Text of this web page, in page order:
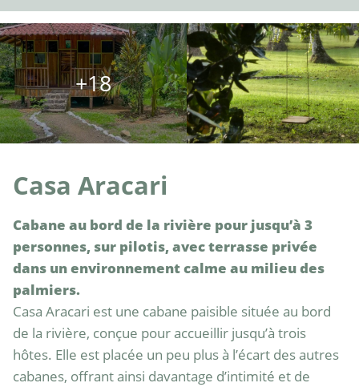
+18
Casa Aracari
Cabane au bord de la rivière pour jusqu’à 3
personnes, sur pilotis, avec terrasse privée
dans un environnement calme au milieu des
palmiers.
Casa Aracari est une cabane paisible située au bord
de la rivière, conçue pour accueillir jusqu’à trois
hôtes. Elle est placée un peu plus à l’écart des autres
cabanes, offrant ainsi davantage d’intimité et de